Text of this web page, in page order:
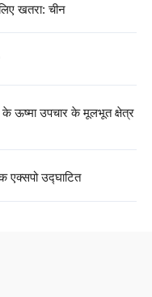
खतरा: चीन
के ऊष्मा उपचार के मूलभूत क्षेत्र
एक्सपो उद्घाटित